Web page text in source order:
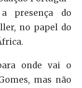
a presença do
no papel do
onde vai o
mas não